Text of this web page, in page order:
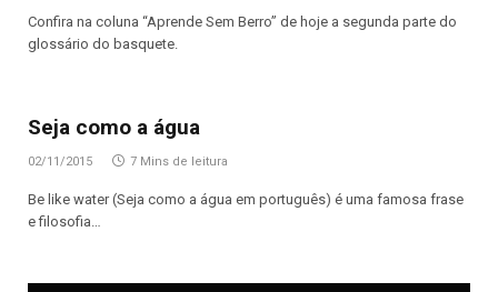
Confira na coluna “Aprende Sem Berro” de hoje a segunda parte do
glossário do basquete.
Seja como a água
02/11/2015 7 Mins de leitura
Be like water (Seja como a água em português) é uma famosa frase
e filosofia…